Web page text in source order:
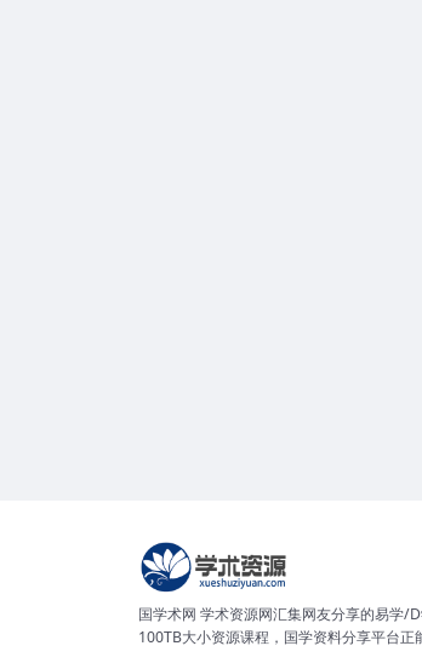
国学术网 学术资源网汇集网友分享的易学/
100TB大小资源课程，国学资料分享平台正